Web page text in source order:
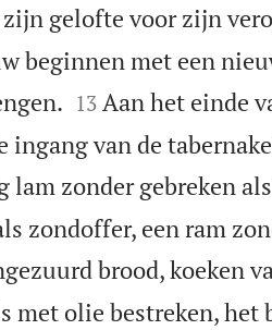
zijn gelofte voor zijn
beginnen met een

13 Aan het einde
van de
lam zonder gebreken
zondoffer, een ram
brood, koeken
met olie bestreken, het